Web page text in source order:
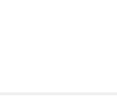
选择安全下载
文件就已经开始下载了，我们等